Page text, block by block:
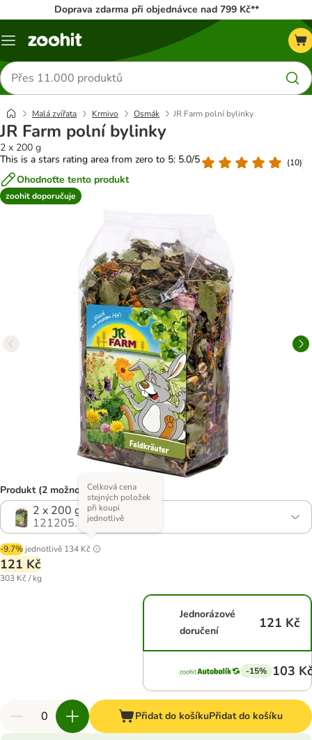
Doprava zdarma při objednávce nad 799 Kč**
Menu
Hledat
produkty
Malá zvířata Krmivo Osmák JR Farm polní bylinky
JR Farm polní bylinky
2 x 200 g
This is a stars rating area from zero to 5: 5.0/5
(10)
Ohodnoťte tento produkt
zoohit doporučuje
Produkt (2 možností)
2 x 200 g
121205.1
-9.7% jednotlivě 134 Kč
Celková cena
stejných položek
při koupi
jednotlivě
121 Kč
303 Kč / kg
Jednorázové
doručení
121 Kč
-15% 103
Přidat do košíkuPřidat do košíku